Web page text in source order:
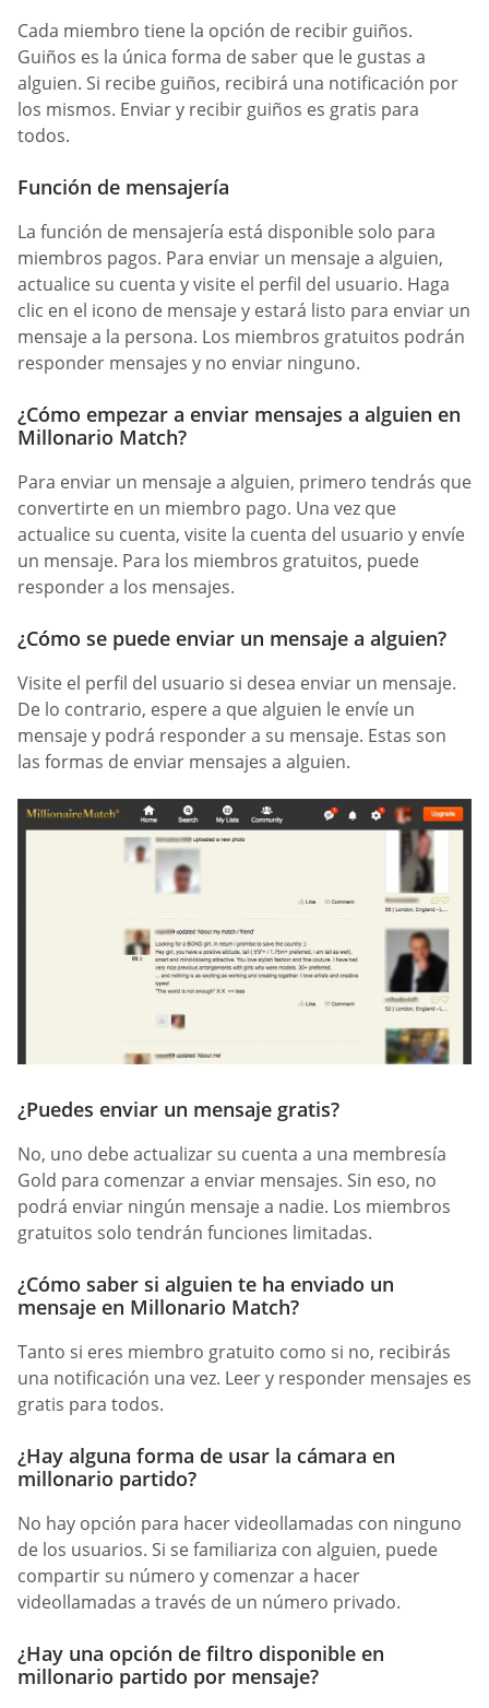
Cada miembro tiene la opción de recibir guiños.
Guiños es la única forma de saber que le gustas a
alguien. Si recibe guiños, recibirá una notificación por
los mismos. Enviar y recibir guiños es gratis para
todos.
Función de mensajería
La función de mensajería está disponible solo para
miembros pagos. Para enviar un mensaje a alguien,
actualice su cuenta y visite el perfil del usuario. Haga
clic en el icono de mensaje y estará listo para enviar un
mensaje a la persona. Los miembros gratuitos podrán
responder mensajes y no enviar ninguno.
¿Cómo empezar a enviar mensajes a alguien en
Millonario Match?
Para enviar un mensaje a alguien, primero tendrás que
convertirte en un miembro pago. Una vez que
actualice su cuenta, visite la cuenta del usuario y envíe
un mensaje. Para los miembros gratuitos, puede
responder a los mensajes.
¿Cómo se puede enviar un mensaje a alguien?
Visite el perfil del usuario si desea enviar un mensaje.
De lo contrario, espere a que alguien le envíe un
mensaje y podrá responder a su mensaje. Estas son
las formas de enviar mensajes a alguien.
¿Puedes enviar un mensaje gratis?
No, uno debe actualizar su cuenta a una membresía
Gold para comenzar a enviar mensajes. Sin eso, no
podrá enviar ningún mensaje a nadie. Los miembros
gratuitos solo tendrán funciones limitadas.
¿Cómo saber si alguien te ha enviado un
mensaje en Millonario Match?
Tanto si eres miembro gratuito como si no, recibirás
una notificación una vez. Leer y responder mensajes es
gratis para todos.
¿Hay alguna forma de usar la cámara en
millonario partido?
No hay opción para hacer videollamadas con ninguno
de los usuarios. Si se familiariza con alguien, puede
compartir su número y comenzar a hacer
videollamadas a través de un número privado.
¿Hay una opción de filtro disponible en
millonario partido por mensaje?